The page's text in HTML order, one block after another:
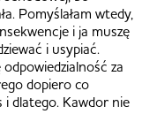
Pomyślałam wtedy,
i ja muszę
i usypiać.
za
dopiero co
i dlatego. Kawdor nie